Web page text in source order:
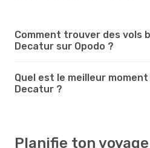
Comment trouver des vols
Decatur sur Opodo ?
Quel est le meilleur
Decatur ?
Planifie ton voyage